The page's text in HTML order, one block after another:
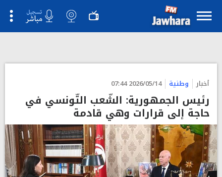
أخبار وطنية 2026/05/14 07:44
رئيس الجمهورية: الشّعب التّونسي في
حاجة إلى قرارات وهي قادمة